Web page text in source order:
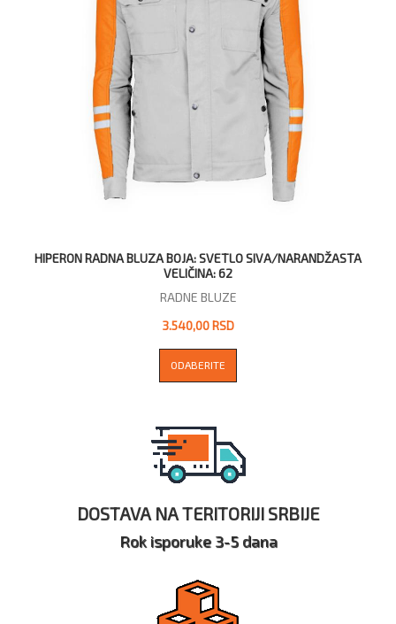
HIPERON RADNA BLUZA BOJA: SVETLO SIVA/NARANDŽASTA
VELIČINA: 62
RADNE BLUZE
3.540,00 RSD
ODABERITE
DOSTAVA NA TERITORIJI SRBIJE
Rok isporuke 3-5 dana